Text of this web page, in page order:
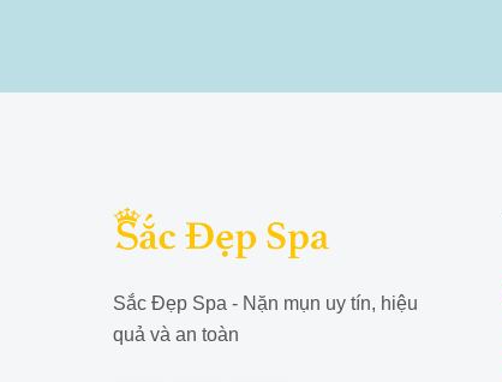
Sắc Đẹp Spa - Nặn mụn uy tín, hiệu
quả và an toàn